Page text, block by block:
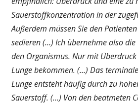
Sauerstoffkonzentration in der
Außerdem müssen Sie den
sedieren (…) Ich übernehme also
den Organismus. Nur mit
Lunge bekommen. (…) Das
Lungeentsteht häufig durch zu
Sauerstoff. (…) Von den beatmeten